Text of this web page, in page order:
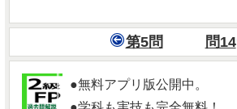
第5問 問14
●無料アプリ版公開中。